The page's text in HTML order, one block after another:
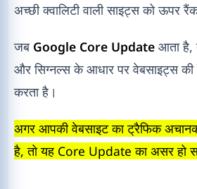
अच्छी क्वालिटी वाली साइट्स को ऊपर
जब Google Core Update आता है,
और सिग्नल्स के आधार पर वेबसाइट्स की
करता है।
अगर आपकी वेबसाइट का ट्रैफिक अचानक
है, तो यह Core Update का असर हो